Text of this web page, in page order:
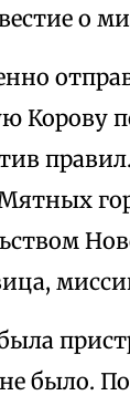
о
Корову
было.